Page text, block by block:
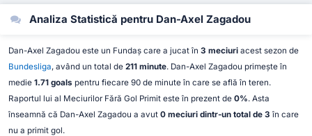
Analiza Statistică pentru Dan-Axel Zagadou
Dan-Axel Zagadou este un Fundaș care a jucat în 3 meciuriacest sezon de
Bundesliga, având un total de 211 minute. Dan-Axel Zagadou primește în
medie 1.71 goals pentru fiecare 90 de minute în care se află în teren.
Raportul lui al Meciurilor Fără Gol Primit este în prezent de 0%. Asta
înseamnă că Dan-Axel Zagadou a avut 0 meciuri dintr-un total de 3 în care
nu a primit gol.